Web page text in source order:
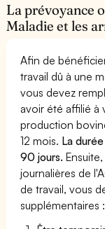
La prévoyance
Maladie et les
Afin de
travail dû à une
vous devez
avoir été affilié à
production
12 mois. La
90 jours.
journalières de
de travail, vous
supplémentaires :